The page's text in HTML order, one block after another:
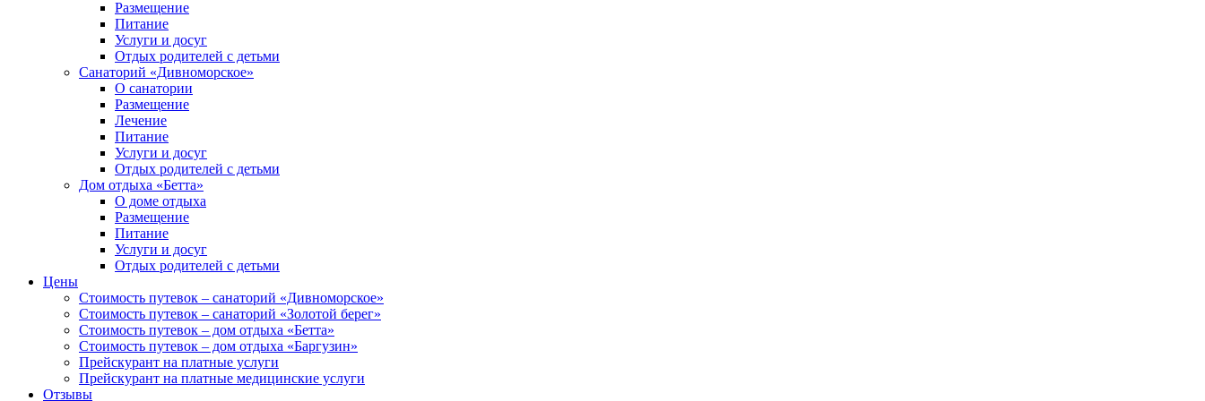
Размещение
Питание
Услуги и досуг
Отдых родителей с детьми
Санаторий «Дивноморское»
О санатории
Размещение
Лечение
Питание
Услуги и досуг
Отдых родителей с детьми
Дом отдыха «Бетта»
О доме отдыха
Размещение
Питание
Услуги и досуг
Отдых родителей с детьми
Цены
Стоимость путевок – санаторий «Дивноморское»
Стоимость путевок – санаторий «Золотой берег»
Стоимость путевок – дом отдыха «Бетта»
Стоимость путевок – дом отдыха «Баргузин»
Прейскурант на платные услуги
Прейскурант на платные медицинские услуги
Отзывы